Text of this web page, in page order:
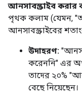
আনসাবস্ক্রাইব করার
পৃথক কলাম (যেমন,
আনসাবস্ক্রাইবের
উদাহরণ:
করেননি" এর
তাদের ২০%
বেছে নিয়েছেন।